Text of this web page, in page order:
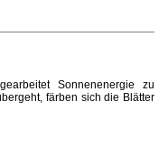
Sonnenenergie zu
färben sich die Blätter